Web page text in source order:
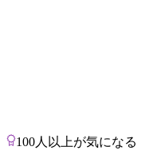
100人以上が気になる